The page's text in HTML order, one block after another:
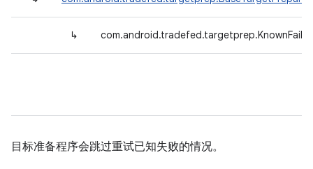
↳
目标准备程序会跳过重试已知失败的情况。